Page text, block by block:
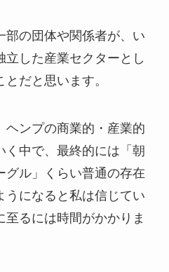
部の団体や関係者が、い
立した産業セクターとし
だと思います。
ヘンプの商業的・産業的
く中で、最終的には「朝
グル」くらい普通の存在
うになると私は信じてい
至るには時間がかかりま